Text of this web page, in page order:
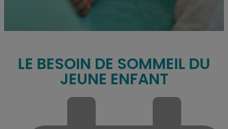
LE BESOIN DE SOMMEIL DU
JEUNE ENFANT